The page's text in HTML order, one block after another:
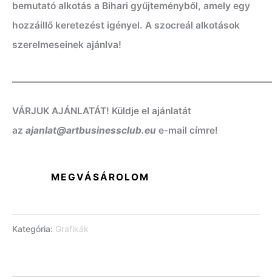
bemutató alkotás a Bihari gyűjteményből, amely egy
hozzáillő keretezést igényel. A szocreál alkotások
szerelmeseinek ajánlva!
VÁRJUK AJÁNLATÁT! Küldje el ajánlatát
az ajanlat@artbusinessclub.eu e-mail címre!
MEGVÁSÁROLOM
Kategória: Grafikák